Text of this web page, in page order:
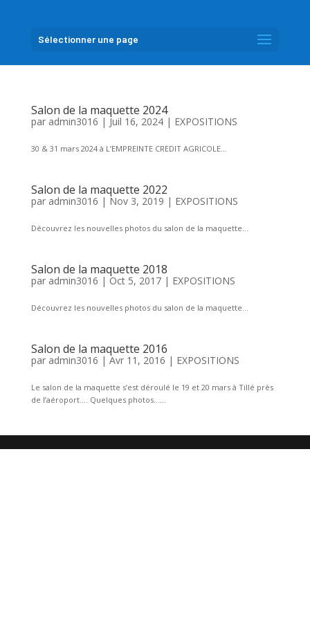
Sélectionner une page
Salon de la maquette 2024
par admin3016 | Juil 16, 2024| EXPOSITIONS
30 & 31 mars 2024 à L’EMPREINTE CREDIT AGRICOLE...
Salon de la maquette 2022
par admin3016 | Nov 3, 2019 | EXPOSITIONS
Découvrez les nouvelles photos du salon de la maquette...
Salon de la maquette 2018
par admin3016 | Oct 5, 2017| EXPOSITIONS
Découvrez les nouvelles photos du salon de la maquette...
Salon de la maquette 2016
par admin3016 | Avr 11, 2016 | EXPOSITIONS
Le salon de la maquette s’est déroulé le 19 et 20 mars à Tillé près
de l’aéroport…. Quelques photos…...